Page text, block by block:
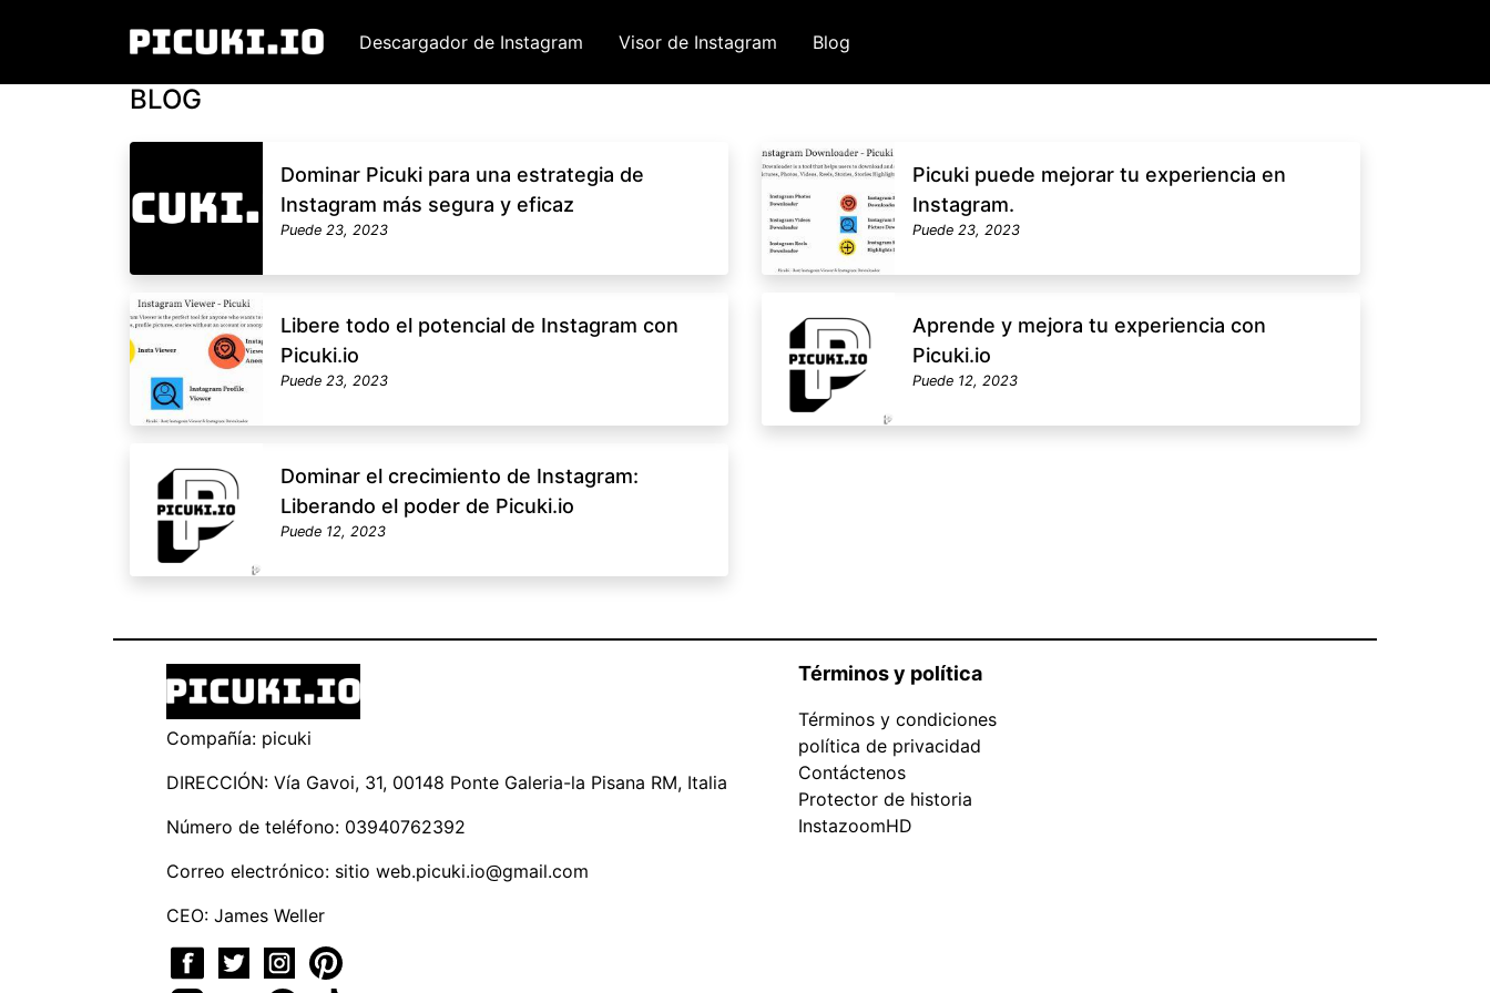
Descargador de Instagram Visor de Instagram Blog
BLOG
Dominar Picuki para una estrategia de
Instagram más segura y eficaz
Puede 23, 2023
Picuki puede mejorar tu experiencia en
Instagram.
Puede 23, 2023
Libere todo el potencial de Instagram con
Picuki.io
Puede 23, 2023
Aprende y mejora tu experiencia con
Picuki.io
Puede 12, 2023
Dominar el crecimiento de Instagram:
Liberando el poder de Picuki.io
Puede 12, 2023
Compañía: picuki
DIRECCIÓN: Vía Gavoi, 31, 00148 Ponte Galeria-la Pisana RM, Italia
Número de teléfono: 03940762392
Correo electrónico: sitio web.picuki.io@gmail.com
CEO: James Weller
Términos y política
Términos y condiciones
política de privacidad
Contáctenos
Protector de historia
InstazoomHD